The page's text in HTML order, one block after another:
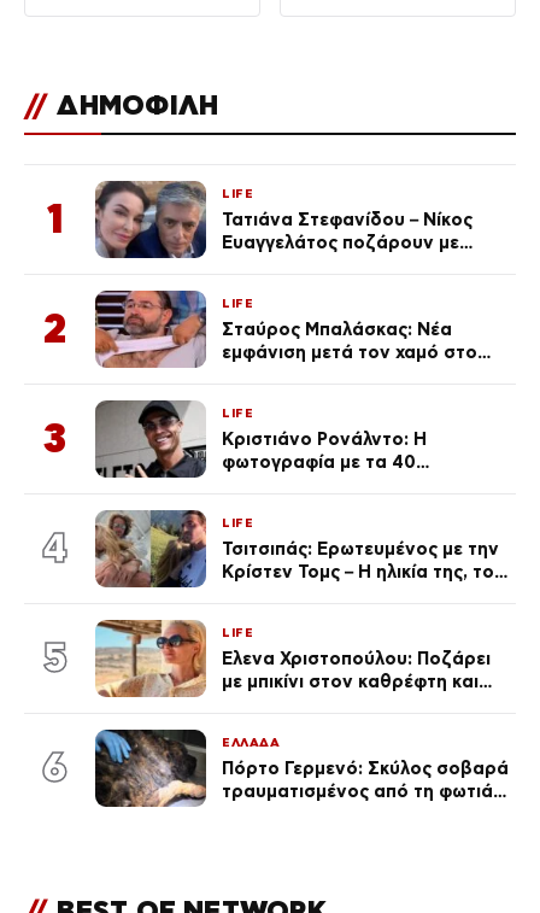
// ΔΗΜΟΦΙΛΗ
1
LIFE
Τατιάνα Στεφανίδου – Νίκος
Ευαγγελάτος ποζάρουν με
2
LIFE
Σταύρος Μπαλάσκας: Νέα
εμφάνιση μετά τον χαμό στο
3
LIFE
Κριστιάνο Ρονάλντο: Η
φωτογραφία με τα 40
εκ. likes
4
LIFE
Τσιτσιπάς: Ερωτευμένος με την
Κρίστεν Τομς – Η ηλικία της, το
5
LIFE
Έλενα Χριστοπούλου: Ποζάρει
με μπικίνι στον καθρέφτη και
καθεμία…» (Βίντεο)
6
ΕΛΛΑΔΑ
Πόρτο Γερμενό: Σκύλος σοβαρά
τραυματισμένος από τη φωτιά